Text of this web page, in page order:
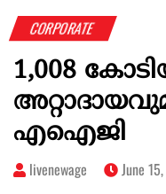
CORPORATE
1,008
എഐജി
livenewage June